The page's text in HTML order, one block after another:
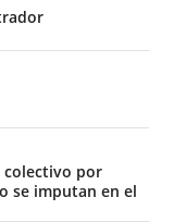
colectivo por
se imputan en el